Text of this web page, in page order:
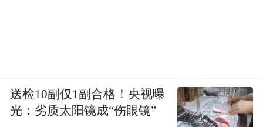
送检10副仅1副合格！央视曝
光：劣质太阳镜成“伤眼镜”